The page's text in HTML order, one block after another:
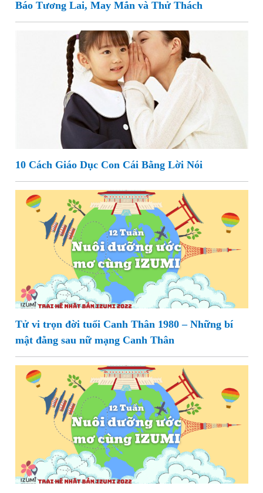
Báo Tương Lai, May Mắn và Thử Thách
10 Cách Giáo Dục Con Cái Bằng Lời Nói
Tử vi trọn đời tuổi Canh Thân 1980 – Những bí
mật đằng sau nữ mạng Canh Thân